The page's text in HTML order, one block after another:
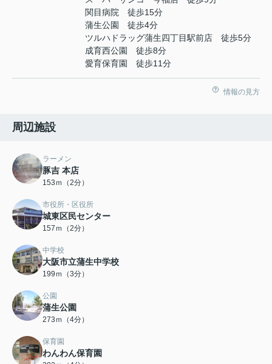
関目病院 徒歩15分
蒲生公園 徒歩4分
ツルハドラッグ蒲生四丁目駅前店 徒歩5分
成育西公園 徒歩8分
愛育保育園 徒歩11分
情報の見方
周辺施設
ラーメン
豚吉 本店
153ｍ（2分）
市役所・区役所
城東区民センター
157ｍ（2分）
中学校
大阪市立蒲生中学校
199ｍ（3分）
公園
蒲生公園
273ｍ（4分）
保育園
わんわん保育園